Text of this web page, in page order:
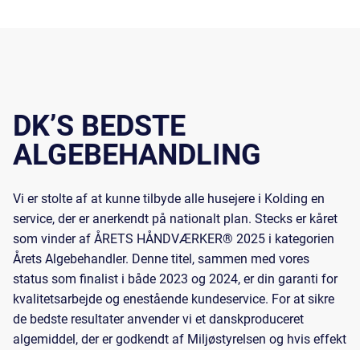
DK’S BEDSTE
ALGEBEHANDLING
Vi er stolte af at kunne tilbyde alle husejere i Kolding en
service, der er anerkendt på nationalt plan. Stecks er kåret
som vinder af ÅRETS HÅNDVÆRKER® 2025 i kategorien
Årets Algebehandler. Denne titel, sammen med vores
status som finalist i både 2023 og 2024, er din garanti for
kvalitetsarbejde og enestående kundeservice. For at sikre
de bedste resultater anvender vi et danskproduceret
algemiddel, der er godkendt af Miljøstyrelsen og hvis effekt